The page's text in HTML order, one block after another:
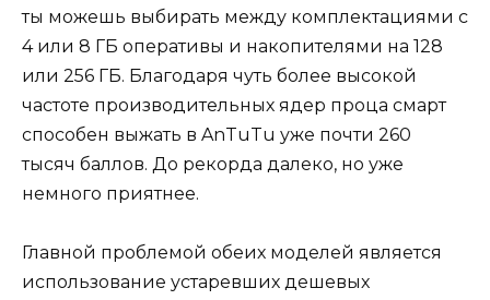
ты можешь выбирать между комплектациями с
4 или 8 ГБ оперативы и накопителями на 128
или 256 ГБ. Благодаря чуть более высокой
частоте производительных ядер проца смарт
способен выжать в AnTuTu уже почти 260
тысяч баллов. До рекорда далеко, но уже
немного приятнее.
Главной проблемой обеих моделей является
использование устаревших дешевых